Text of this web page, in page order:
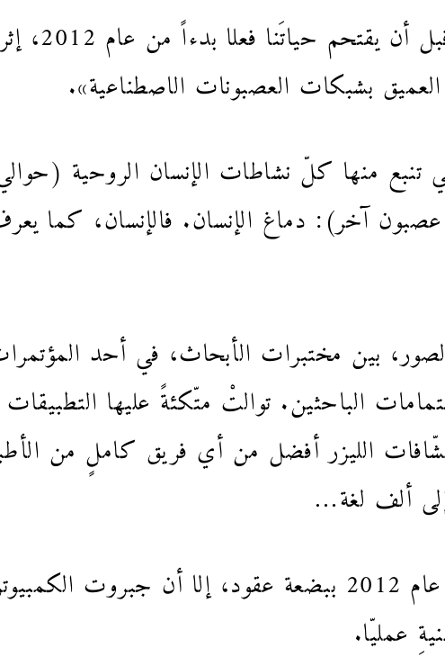
مرّ الذكاء الاصطناعيّ
بشبكات العصبونات الاصطناعية».
عصبون، يتّصل كلّ واحدٍ منها بحوالي 1000 عصبون آخر): دماغ الإنسان.
بين مختبرات الأبحاث، في أحد
اهتمامات الباحثين. توالتْ متّكئةً عليها
الليزر أفضل من أي فريق كاملٍ من
ألف لغة…
يجدر الإشارة إلى أن اختراع هذه التقنية سبق عام 2012 ببضعة عقود، إلا
عمليّا.